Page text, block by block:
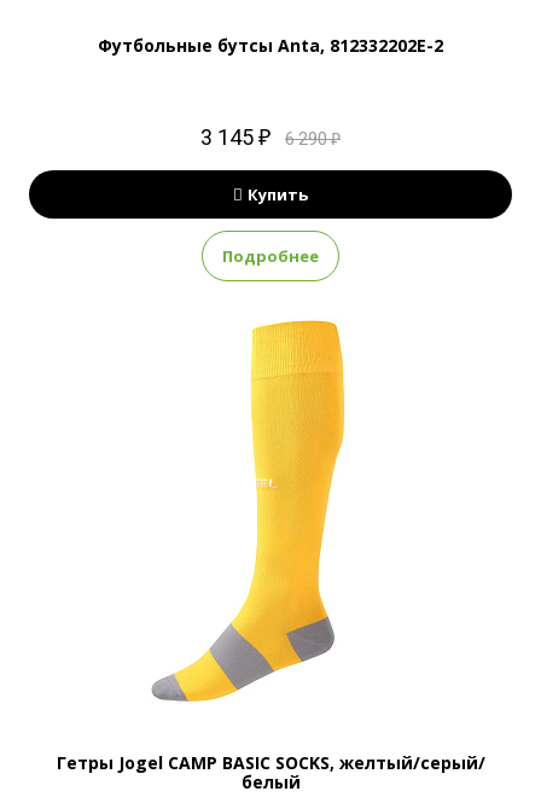
Футбольные бутсы Anta, 812332202E-2
3 145 ₽ 6 290 ₽
Купить
Подробнее
Гетры Jogel CAMP BASIC SOCKS, желтый/серый/
белый